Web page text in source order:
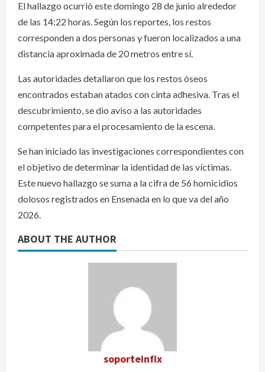
El hallazgo ocurrió este domingo 28 de junio alrededor
de las 14:22 horas. Según los reportes, los restos
corresponden a dos personas y fueron localizados a una
distancia aproximada de 20 metros entre sí.
Las autoridades detallaron que los restos óseos
encontrados estaban atados con cinta adhesiva. Tras el
descubrimiento, se dio aviso a las autoridades
competentes para el procesamiento de la escena.
Se han iniciado las investigaciones correspondientes con
el objetivo de determinar la identidad de las víctimas.
Este nuevo hallazgo se suma a la cifra de 56 homicidios
dolosos registrados en Ensenada en lo que va del año
2026.
ABOUT THE AUTHOR
soporteinfix